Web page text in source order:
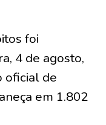
foi
4 de agosto,
oficial de
em 1.802